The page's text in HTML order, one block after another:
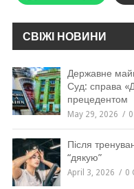
СВІЖІ НОВИНИ
Державне
Суд: справа
прецедентом
May 29, 2026
Після
“дякую”
April 3, 2026 0